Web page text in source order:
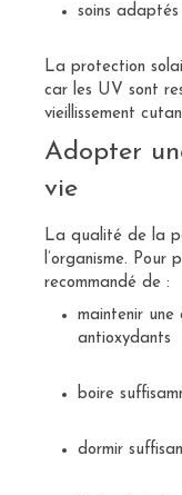
soins
La protection
car les UV sont
vieillissement
Adopter
vie
La qualité de la
l’organisme. Pour
recommandé de :
maintenir une
antioxydants
boire
dormir